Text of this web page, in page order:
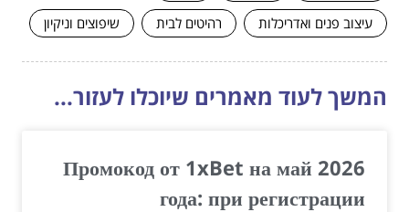
עיצוב פנים ואדריכלות
רהיטים לבית שיפוצים וניקיון
המשך לעוד מאמרים שיוכלו לעזור...
Промокод от 1xBet на май 2026
года: при регистрации